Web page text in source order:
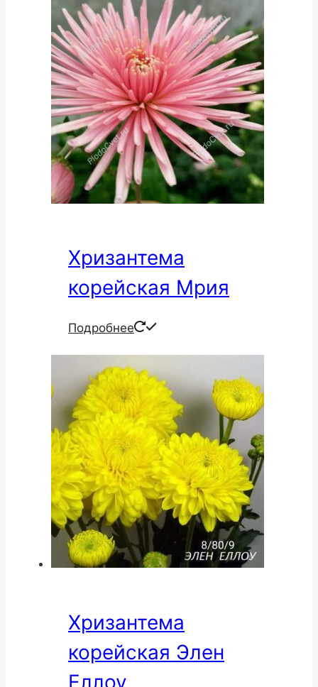
Хризантема
корейская Мрия
Подробнее
Хризантема
корейская Элен
Еллоу